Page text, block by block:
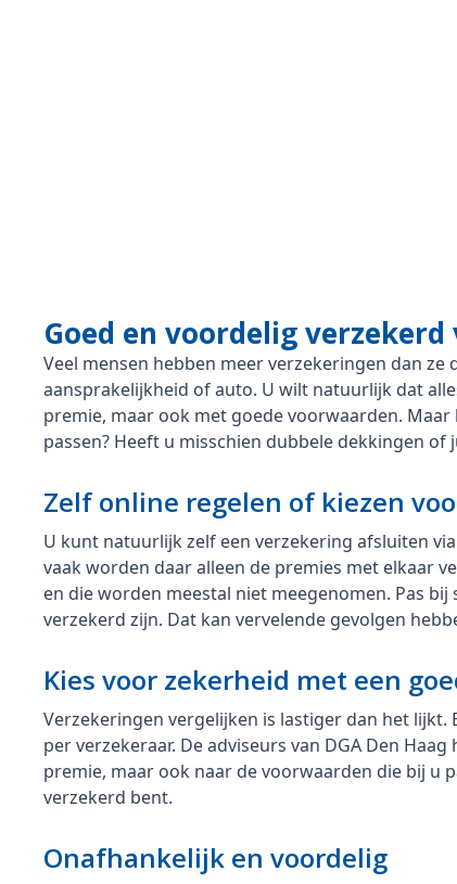
Goed en voordelig verzekerd
Veel mensen hebben meer verzekeringen dan
aansprakelijkheid of auto. U wilt natuurlijk dat
premie, maar ook met goede voorwaarden.
passen? Heeft u misschien dubbele dekkingen of
Zelf online regelen of kiezen
U kunt natuurlijk zelf een verzekering afsluiten
vaak worden daar alleen de premies met elkaar
en die worden meestal niet meegenomen. Pas
verzekerd zijn. Dat kan vervelende gevolgen
Kies voor zekerheid met een
Verzekeringen vergelijken is lastiger dan het lijkt.
per verzekeraar. De adviseurs van DGA Den
premie, maar ook naar de voorwaarden die bij u
verzekerd bent.
Onafhankelijk en voordelig